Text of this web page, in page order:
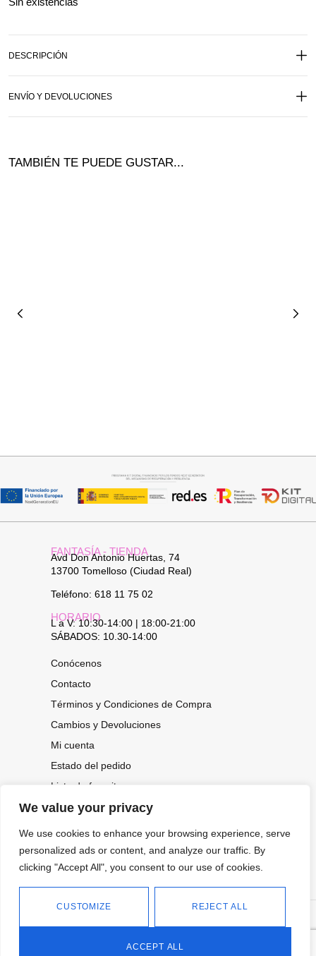
We value your privacy
We use cookies to enhance your browsing experience, serve
personalized ads or content, and analyze our traffic. By
clicking "Accept All", you consent to our use of cookies.
CUSTOMIZE REJECT ALL
ACCEPT ALL
DESCRIPCIÓN
ENVÍO Y DEVOLUCIONES
TAMBIÉN TE PUEDE GUSTAR...
FANTASÍA - TIENDA
Avd Don Antonio Huertas, 74
13700 Tomelloso (Ciudad Real)
Teléfono: 618 11 75 02
HORARIO
L a V: 10:30-14:00 | 18:00-21:00
SÁBADOS: 10.30-14:00
Conócenos
Contacto
Términos y Condiciones de Compra
Cambios y Devoluciones
Mi cuenta
Estado del pedido
Lista de favoritos
CONOCE NUESTRAS NOVEDADES,
OFERTAS...
2026.